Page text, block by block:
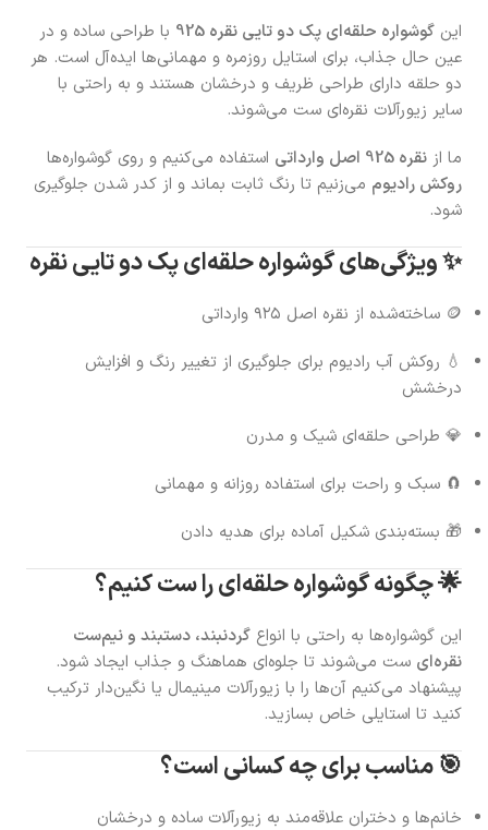
این گوشواره حلقه‌ای پک دو تایی نقره 925
با طراحی ساده و در
عین حال جذاب، برای استایل روزمره و مهمانی‌ها ایده‌آل است. هر
دو حلقه دارای طراحی ظریف و درخشان هستند و به راحتی با
سایر زیورآلات نقره‌ای ست می‌شوند.
ما از نقره 925 اصل وارداتی
استفاده می‌کنیم و روی گوشواره‌ها
روکش رادیوم می‌زنیم تا رنگ ثابت بماند و از کدر شدن جلوگیری
شود.
✨ ویژگی‌های گوشواره حلقه‌ای پک دو تایی نقره
🪙 ساخته‌شده از نقره اصل ۹۲۵ وارداتی
💧 روکش آب رادیوم برای جلوگیری از تغییر رنگ و افزایش
درخشش
💎 طراحی حلقه‌ای شیک و مدرن
🧲 سبک و راحت برای استفاده روزانه و مهمانی
🎁 بسته‌بندی شکیل آماده برای هدیه دادن
🌟 چگونه گوشواره حلقه‌ای را ست کنیم؟
این گوشواره‌ها به راحتی با انواع گردنبند، دستبند و نیم‌ست
نقره‌ای ست می‌شوند تا جلوه‌ای هماهنگ و جذاب ایجاد شود.
پیشنهاد می‌کنیم آن‌ها را با زیورآلات مینیمال یا نگین‌دار ترکیب
کنید تا استایلی خاص بسازید.
🎯 مناسب برای چه کسانی است؟
خانم‌ها و دختران علاقه‌مند به زیورآلات ساده و درخشان